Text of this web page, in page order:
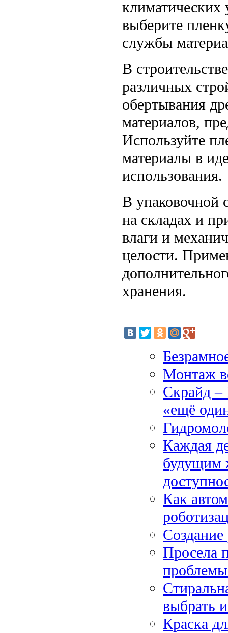
климатических
выберите
службы
В
различных
обертывания
материалов,
Используйте
материалы в
использования.
В упаковочной
на складах и
влаги и
целости.
хранения.
Монтаж
Скрайд –
«ещё
Каждая
будущим
Как
Создание
Просела
выбрать
Краска